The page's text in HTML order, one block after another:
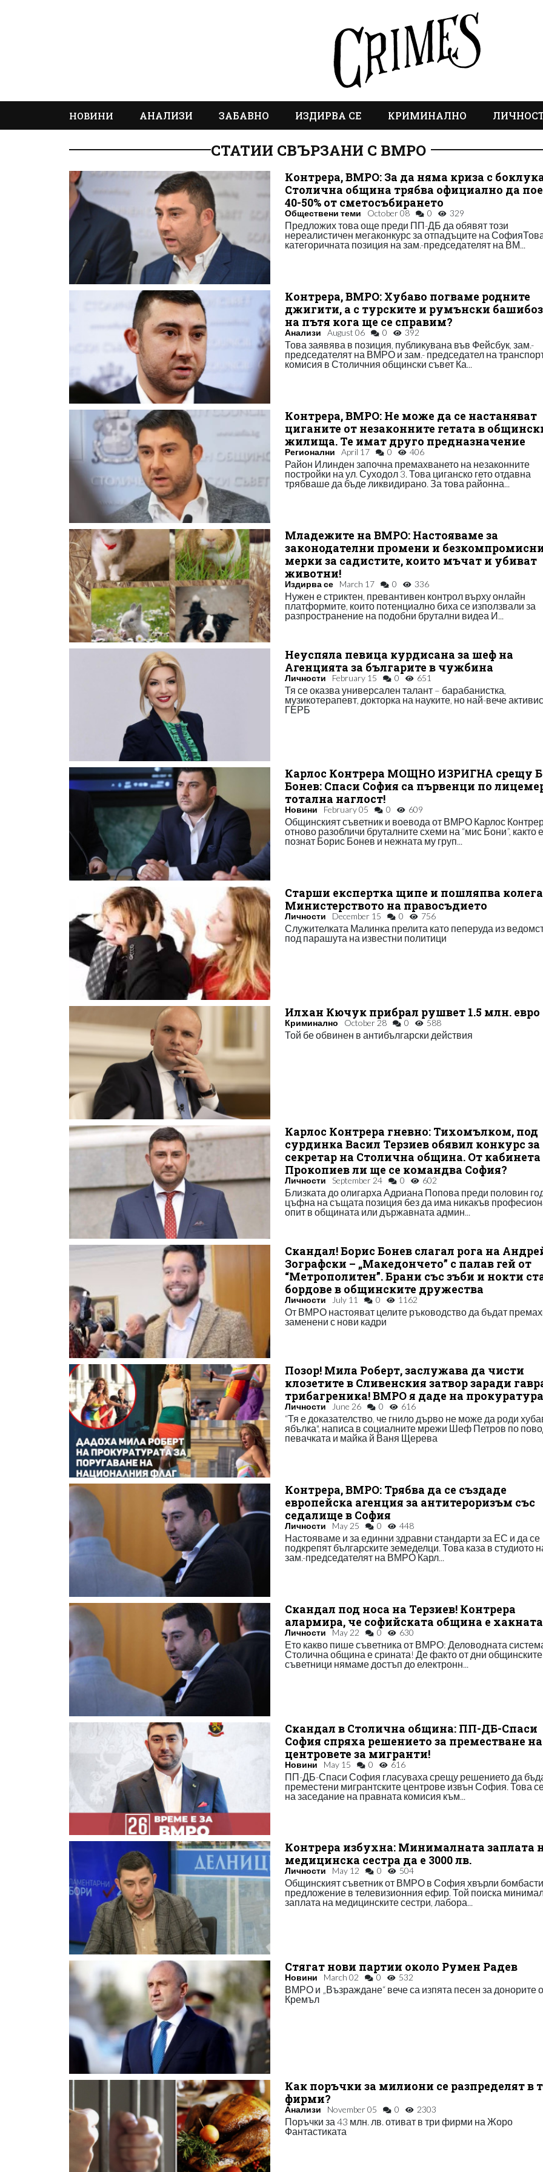
НОВИНИ АНАЛИЗИ ЗАБАВНО ИЗДИРВА СЕ КРИМИНАЛНО
СТАТИИ СВЪРЗАНИ С ВМРО
Контрера, ВМРО: За да няма криза с
Столична община трябва официално да
40-50% от сметосъбирането
Обществени теми October 08 0 329
Предложих това още преди ПП-ДБ да обявят този
нереалистичен мегаконкурс за отпадъците на
категоричната позиция на зам.-председателят на ВМ...
Контрера, ВМРО: Хубаво погваме родните
джигити, а с турските и румънски
на пътя кога ще се справим?
Анализи August 06 0 392
Това заявява в позиция, публикувана във Фейсбук, зам.-
председателят на ВМРО и зам.- председател на
комисия в Столичния общински съвет Ка...
Контрера, ВМРО: Не може да се настаняват
циганите от незаконните гетата в
жилища. Те имат друго предназначение
Регионални April 17 0 406
Район Илинден започна премахването на незаконните
постройки на ул. Суходол 3. Това циганско гето отдавна
трябваше да бъде ликвидирано. За това районна...
Младежите на ВМРО: Настояваме за
законодателни промени и
мерки за садистите, които мъчат и убиват
животни!
Издирва се March 17 0 336
Нужен е стриктен, превантивен контрол върху онлайн
платформите, които потенциално биха се използвали за
разпространение на подобни брутални видеа И...
Неуспяла певица курдисана за шеф на
Агенцията за българите в чужбина
Личности February 15 0 651
Тя се оказва универсален талант – барабанистка,
музикотерапевт, докторка на науките, но най-вече
ГЕРБ
Карлос Контрера МОЩНО ИЗРИГНА срещу
Бонев: Спаси София са първенци по
тотална наглост!
Новини February 05 0 609
Общинският съветник и воевода от ВМРО Карлос
отново разобличи бруталните схеми на “мис Бони”, както
познат Борис Бонев и нежната му груп...
Старши експертка щипе и пошляпва
Министерството на правосъдието
Личности December 15 0 756
Служителката Малинка прелита като пеперуда из
под парашута на известни политици
Илхан Кючук прибрал рушвет 1.5 млн. евро
Криминално October 28 0 588
Той бе обвинен в антибългарски действия
Карлос Контрера гневно: Тихомълком, под
сурдинка Васил Терзиев обявил конкурс за
секретар на Столична община. От кабинета
Прокопиев ли ще се командва София?
Личности September 24 0 602
Близката до олигарха Адриана Попова преди половин
цъфна на същата позиция без да има никакъв
опит в общината или държавната админ...
Скандал! Борис Бонев слагал рога на
Зографски – „Македончето” с палав гей от
“Метрополитен”. Брани със зъби и нокти
бордове в общинските дружества
Личности July 11 0 1162
От ВМРО настояват целите ръководство да бъдат
заменени с нови кадри
Позор! Мила Роберт, заслужава да чисти
клозетите в Сливенския затвор заради
трибагреника! ВМРО я даде на
Личности June 26 0 616
“Тя е доказателство, че гнило дърво не може да роди
ябълка", написа в социалните мрежи Шеф Петров по
певачката и майка й Ваня Щерева
Контрера, ВМРО: Трябва да се създаде
европейска агенция за антитероризъм със
седалище в София
Личности May 25 0 448
Настояваме и за единни здравни стандарти за ЕС и да се
подкрепят българските земеделци. Това каза в студиото
зам.-председателят на ВМРО Карл...
Скандал под носа на Терзиев! Контрера
алармира, че софийската община е хакната
Личности May 22 0 630
Ето какво пише съветника от ВМРО: Деловодната
Столична община е срината! Де факто от дни общинските
съветници нямаме достъп до електронн...
Скандал в Столична община: ПП-ДБ-Спаси
София спряха решението за преместване на
центровете за мигранти!
Новини May 15 0 616
ПП-ДБ-Спаси София гласуваха срещу решението да
преместени мигрантските центрове извън София. Това
на заседание на правната комисия към...
Контрера избухна: Минималната заплата
медицинска сестра да е 3000 лв.
Личности May 12 0 504
Общинският съветник от ВМРО в София хвърли
предложение в телевизионния ефир. Той поиска
заплата на медицинските сестри, лабора...
Стягат нови партии около Румен Радев
Новини March 02 0 532
ВМРО и „Възраждане“ вече са изпята песен за донорите
Кремъл
Как поръчки за милиони се разпределят в
фирми?
Анализи November 05 0 2303
Поръчки за 43 млн. лв. отиват в три фирми на Жоро
Фантастиката